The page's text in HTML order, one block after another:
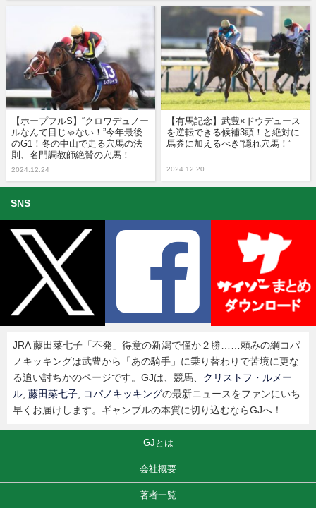
【ホープフルS】“クロワデュノー
ルなんて目じゃない！”今年最後
のG1！冬の中山で走る穴馬の法
則、名門調教師絶賛の穴馬！
2024.12.24
【有馬記念】武豊×ドウデュース
を逆転できる候補3頭！と絶対に
馬券に加えるべき“隠れ穴馬！”
2024.12.20
SNS
JRA 藤田菜七子「不発」得意の新潟で僅か２勝……頼みの綱コパ
ノキッキングは武豊から「あの騎手」に乗り替わりで苦境に更な
る追い討ちかのページです。GJは、競馬、 クリストフ・ルメー
ル 藤田菜七子 コパノキッキングの最新ニュースをファンにいち
早くお届けします。ギャンブルの本質に切り込むならGJへ！
GJとは
会社概要
著者一覧